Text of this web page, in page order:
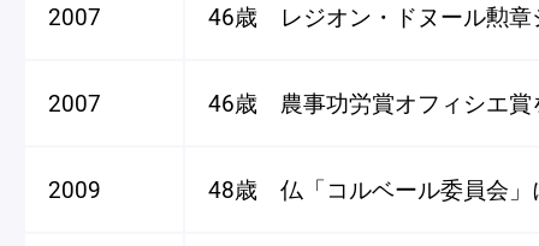
2007 46歳 レジオン・ドヌール勲章
2007 46歳 農事功労賞オフィシエ賞
2009 48歳 仏「コルベール委員会」